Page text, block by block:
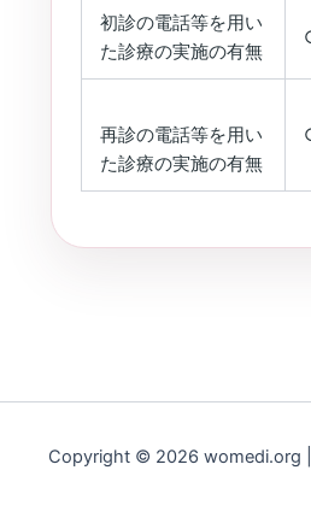
初診の電話等を用い
た診療の実施の有無
再診の電話等を用い
た診療の実施の有無
Copyright © 2026 womedi.org